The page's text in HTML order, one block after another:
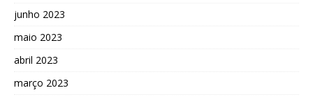
junho 2023
maio 2023
abril 2023
março 2023